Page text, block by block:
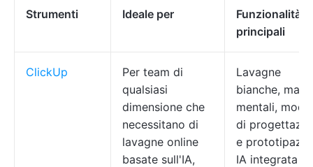
Strumenti Ideale per
Funzionalità
principali
ClickUp
Per team di
qualsiasi
dimensione che
necessitano di
lavagne online
basate sull'IA,
Lavagne
bianche,
mentali,
di
e
IA integrata